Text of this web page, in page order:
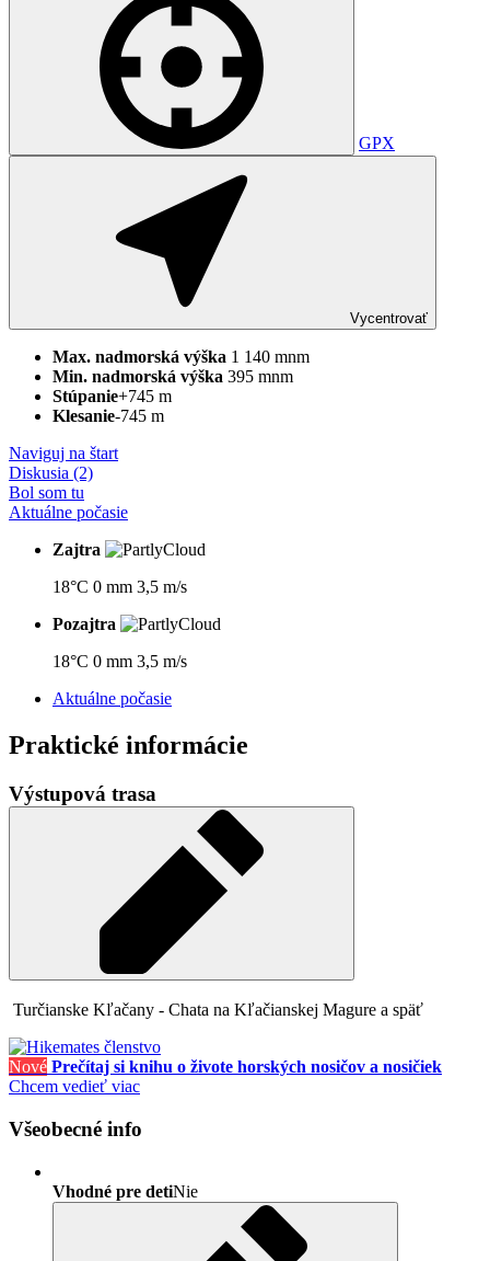
GPX
Vycentrovať
Max. nadmorská výška 1 140 mnm
Min. nadmorská výška 395 mnm
Stúpanie+745 m
Klesanie-745 m
Naviguj na štart
Diskusia (2)
Bol som tu
Aktuálne počasie
Zajtra
18°C 0 mm 3,5 m/s
Pozajtra
18°C 0 mm 3,5 m/s
Aktuálne počasie
Praktické informácie
Výstupová trasa
Turčianske Kľačany - Chata na Kľačianskej Magure a späť
Nové Prečítaj si knihu o živote horských nosičov a nosičiek
Chcem vedieť viac
Všeobecné info
Vhodné pre detiNie